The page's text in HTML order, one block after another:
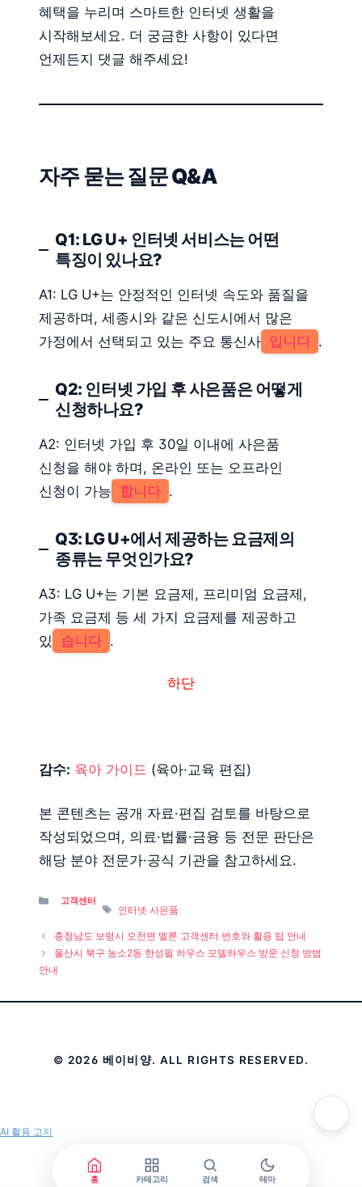
혜택을 누리며 스마트한 인터넷 생활을
시작해보세요. 더 궁금한 사항이 있다면
언제든지 댓글 해주세요!
자주 묻는 질문 Q&A
Q1: LG U+ 인터넷 서비스는 어떤
특징이 있나요?
A1: LG U+는 안정적인 인터넷 속도와 품질을
제공하며, 세종시와 같은 신도시에서 많은
가정에서 선택되고 있는 주요 통신사 입니다 .
Q2: 인터넷 가입 후 사은품은 어떻게
신청하나요?
A2: 인터넷 가입 후 30일 이내에 사은품
신청을 해야 하며, 온라인 또는 오프라인
신청이 가능 합니다 .
Q3: LG U+에서 제공하는 요금제의
종류는 무엇인가요?
A3: LG U+는 기본 요금제, 프리미엄 요금제,
가족 요금제 등 세 가지 요금제를 제공하고
있
습니다 .
하단
감수: 육아 가이드 (육아·교육 편집)
본 콘텐츠는 공개 자료·편집 검토를 바탕으로
작성되었으며, 의료·법률·금융 등 전문 판단은
해당 분야 전문가·공식 기관을 참고하세요.
Categories
고객센터
Tags
인터넷 사은품
충청남도 보령시 오천면 멜론 고객센터 번호와 활용 팁 안내
울산시 북구 농소2동 한성필 하우스 모델하우스 방문 신청 방법
안내
© 2026 베이비양. ALL RIGHTS RESERVED.
AI 활용 고지
홈 카테고리 검색 테마